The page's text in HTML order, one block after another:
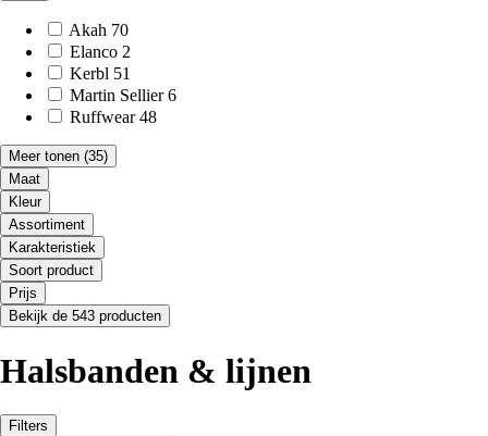
Akah 70
Elanco 2
Kerbl 51
Martin Sellier 6
Ruffwear 48
Meer tonen (35)
Maat
Kleur
Assortiment
Karakteristiek
Soort product
Prijs
Bekijk de 543 producten
Halsbanden & lijnen
Filters